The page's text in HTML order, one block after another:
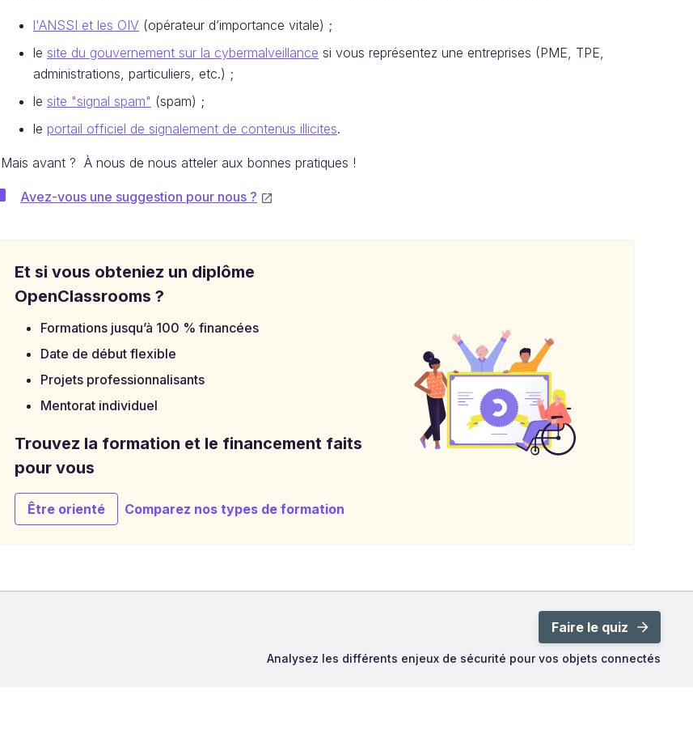
l'ANSSI et les OIV (opérateur d’importance vitale) ;
le site du gouvernement sur la cybermalveillance si vous représentez une entreprises (PME, TPE,
administrations, particuliers, etc.) ;
le site "signal spam" (spam) ;
le portail officiel de signalement de contenus illicites.
Mais avant ? À nous de nous atteler aux bonnes pratiques !
Avez-vous une suggestion pour nous ?
Et si vous obteniez un diplôme
OpenClassrooms ?
Formations jusqu’à 100 % financées
Date de début flexible
Projets professionnalisants
Mentorat individuel
Trouvez la formation et le financement faits
pour vous
Être orienté Comparez nos types de formation
Faire le quiz
Analysez les différents enjeux de sécurité pour vos objets connectés